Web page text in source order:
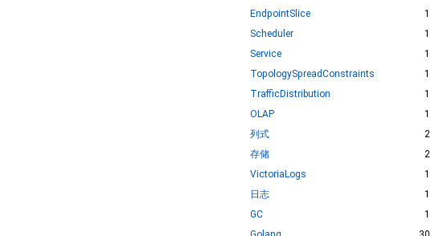
EndpointSlice
1
Scheduler
1
Service
1
TopologySpreadConstraints
1
TrafficDistribution
1
OLAP
1
列式
2
存储
2
VictoriaLogs
1
日志
1
GC
1